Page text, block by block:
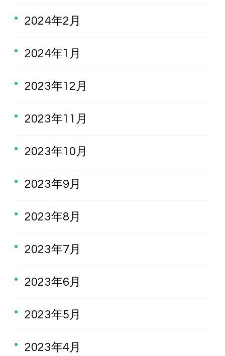
2024年2月
2024年1月
2023年12月
2023年11月
2023年10月
2023年9月
2023年8月
2023年7月
2023年6月
2023年5月
2023年4月